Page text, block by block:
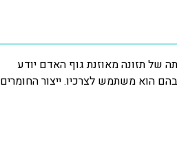
של תזונה מאוזנת גוף האדם יודע
הוא משתמש לצרכיו. ייצור החומרים